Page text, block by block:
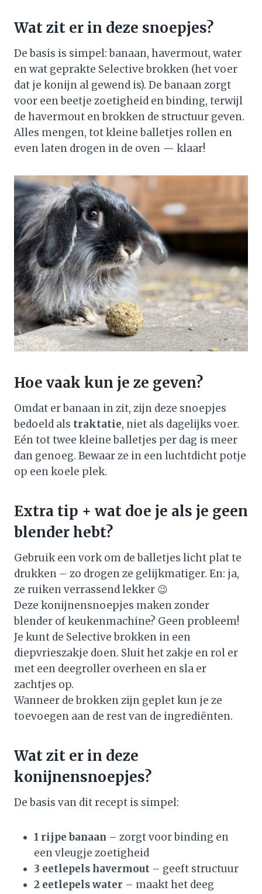
Wat zit er in deze snoepjes?
De basis is simpel: banaan, havermout, water
en wat geprakte Selective brokken (het voer
dat je konijn al gewend is). De banaan zorgt
voor een beetje zoetigheid en binding, terwijl
de havermout en brokken de structuur geven.
Alles mengen, tot kleine balletjes rollen en
even laten drogen in de oven — klaar!
Hoe vaak kun je ze geven?
Omdat er banaan in zit, zijn deze snoepjes
bedoeld als traktatie, niet als dagelijks voer.
Eén tot twee kleine balletjes per dag is meer
dan genoeg. Bewaar ze in een luchtdicht potje
op een koele plek.
Extra tip + wat doe je als je geen
blender hebt?
Gebruik een vork om de balletjes licht plat te
drukken – zo drogen ze gelijkmatiger. En: ja,
ze ruiken verrassend lekker 😉
Deze konijnensnoepjes maken zonder
blender of keukenmachine? Geen probleem!
Je kunt de Selective brokken in een
diepvrieszakje doen. Sluit het zakje en rol er
met een deegroller overheen en sla er
zachtjes op.
Wanneer de brokken zijn geplet kun je ze
toevoegen aan de rest van de ingrediënten.
Wat zit er in deze
konijnensnoepjes?
De basis van dit recept is simpel:
1 rijpe banaan – zorgt voor binding en
een vleugje zoetigheid
3 eetlepels havermout – geeft structuur
2 eetlepels water – maakt het deeg